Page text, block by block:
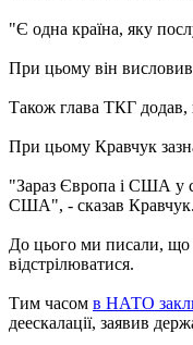
"Є одна країна, яку
При цьому він висловив
Також глава ТКГ додав,
При цьому Кравчук
"Зараз Європа і США у
США", - сказав Кравчук.
До цього ми писали, що
відстрілюватися.
Тим часом в НАТО
деескалації, заявив